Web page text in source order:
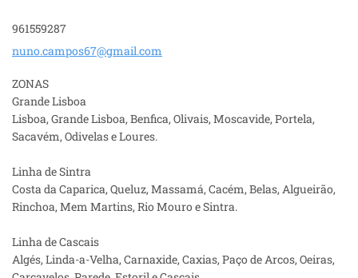
961559287
nuno.campos67@gmail.com
ZONAS
Grande Lisboa
Lisboa, Grande Lisboa, Benfica, Olivais, Moscavide, Portela,
Sacavém, Odivelas e Loures.
Linha de Sintra
Costa da Caparica, Queluz, Massamá, Cacém, Belas, Algueirão,
Rinchoa, Mem Martins, Rio Mouro e Sintra.
Linha de Cascais
Algés, Linda-a-Velha, Carnaxide, Caxias, Paço de Arcos, Oeiras,